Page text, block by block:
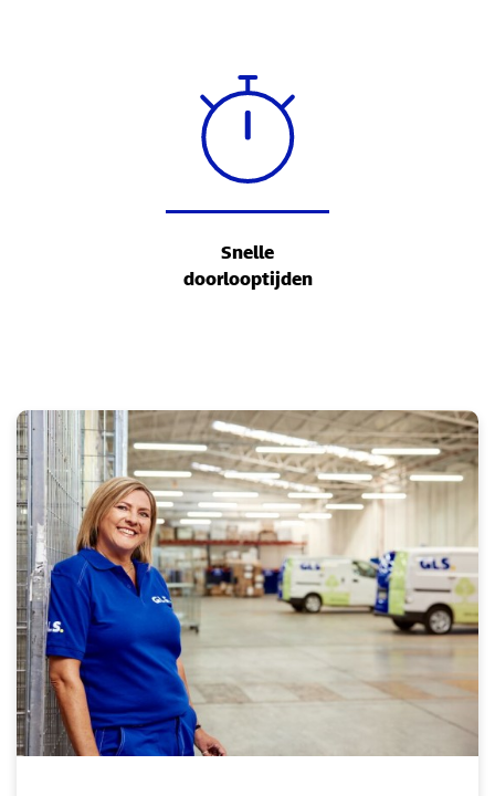
Snelle
doorlooptijden